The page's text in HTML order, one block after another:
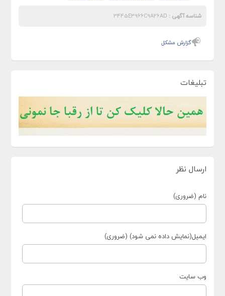
شناسه آگهی :
گزارش مشکل
تبلیغات
ارسال نظر
نام (ضروری)
ایمیل(نمایش داده نمی شود) (ضروری)
وب سایت